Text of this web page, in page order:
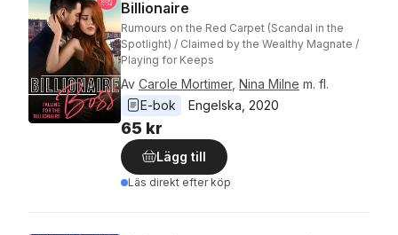
Billionaire
Rumours on the Red Carpet (Scandal in the
Spotlight) / Claimed by the Wealthy Magnate /
Playing for Keeps
Av Carole Mortimer, Nina Milne m. fl.
E-bok
Engelska 2020
65 kr
Lägg till
Läs direkt efter köp